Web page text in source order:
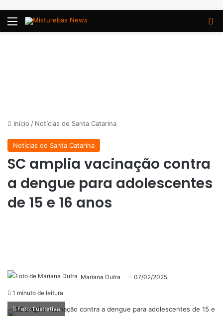
Menu
Início / Notícias de Santa Catarina
Notícias de Santa Catarina
SC amplia vacinação contra
a dengue para adolescentes
de 15 e 16 anos
Mariana Dutra 07/02/2025
1 minuto de leitura
Foto: Ilustrativa